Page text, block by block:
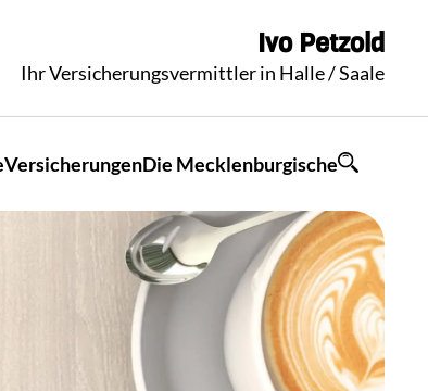
Ivo Petzold
Ihr Versicherungsvermittler in Halle / Saale
VersicherungenDie Mecklenburgische